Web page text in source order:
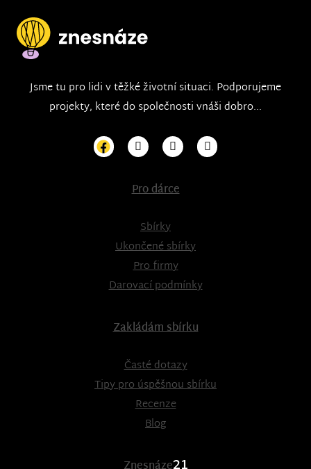
Jsme tu pro lidi v těžké životní situaci. Podporujeme
projekty, které do společnosti vnáši dobro...
Pro dárce
Sbírky
Ukončené sbírky
Pro firmy
Darovací podmínky
Zakládám sbírku
Časté dotazy
Tipy pro úspěšnou sbírku
Recenze
Blog